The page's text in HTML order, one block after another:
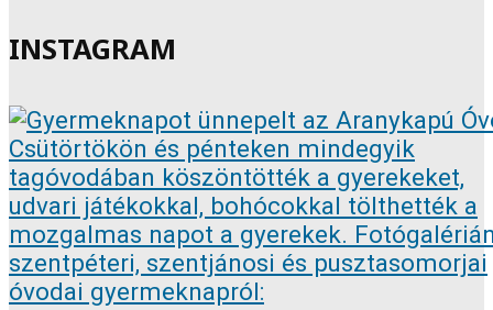
INSTAGRAM